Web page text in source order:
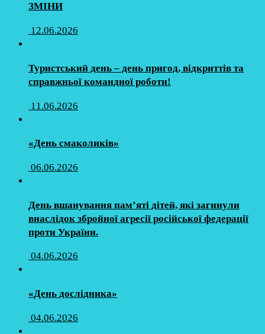
ЗМІНИ
12.06.2026
Туристський день – день пригод, відкриттів та
справжньої командної роботи!
11.06.2026
«День смаколиків»
06.06.2026
День вшанування пам’яті дітей, які загинули
внаслідок збройної агресії російської федерації
проти України.
04.06.2026
«День дослідника»
04.06.2026